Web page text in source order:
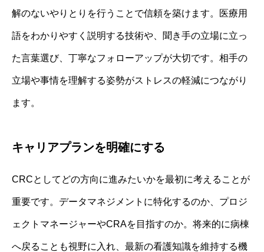
解のないやりとりを行うことで信頼を築けます。医療用
語をわかりやすく説明する技術や、聞き手の立場に立っ
た言葉選び、丁寧なフォローアップが大切です。相手の
立場や事情を理解する姿勢がストレスの軽減につながり
ます。
キャリアプランを明確にする
CRCとしてどの方向に進みたいかを最初に考えることが
重要です。データマネジメントに特化するのか、プロジ
ェクトマネージャーやCRAを目指すのか。将来的に病棟
へ戻ることも視野に入れ、最新の看護知識を維持する機